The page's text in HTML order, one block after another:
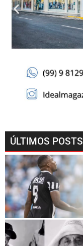
ÚLTIMOS POSTS